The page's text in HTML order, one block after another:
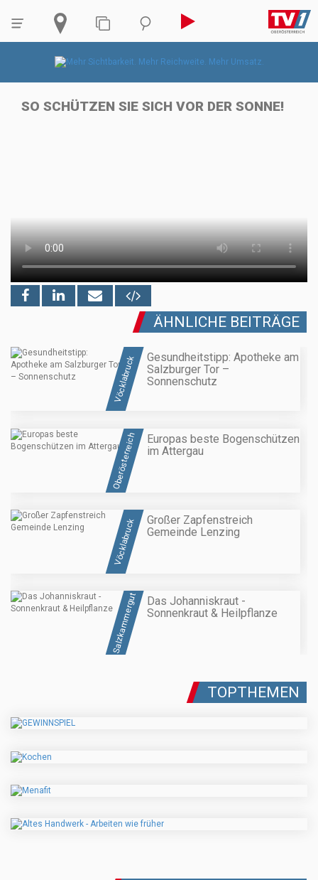
SO SCHÜTZEN SIE SICH VOR DER SONNE!
ÄHNLICHE BEITRÄGE
Vöcklabruck
Gesundheitstipp: Apotheke am
Salzburger Tor –
Sonnenschutz
Oberösterreich
Europas beste Bogenschützen
im Attergau
Vöcklabruck
Großer Zapfenstreich
Gemeinde Lenzing
Salzkammergut
Das Johanniskraut -
Sonnenkraut & Heilpflanze
TOPTHEMEN